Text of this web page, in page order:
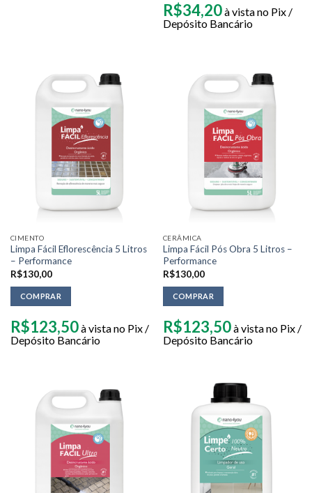
R$34,20à vista no Pix /
Depósito Bancário
CIMENTO
Limpa Fácil Eflorescência 5 Litros
– Performance
R$130,00
COMPRAR
R$123,50à vista no Pix /
Depósito Bancário
CERÂMICA
Limpa Fácil Pós Obra 5 Litros –
Performance
R$130,00
COMPRAR
R$123,50à vista no Pix /
Depósito Bancário